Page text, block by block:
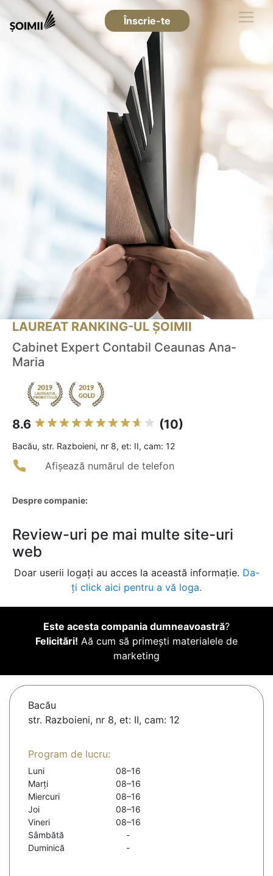
Înscrie-te
LAUREAT RANKING-UL ȘOIMII
Cabinet Expert Contabil Ceaunas Ana-
Maria
8.6 (10)
Bacău, str. Razboieni, nr 8, et: II, cam: 12
Afișează numărul de telefon
Despre companie:
Review-uri pe mai multe site-uri
web
Doar userii logați au acces la această informație. Da-
ți click aici pentru a vă loga.
Este acesta compania dumneavoastră?
Felicitări! Aă cum să primești materialele de
marketing
Bacău
str. Razboieni, nr 8, et: II, cam: 12
Program de lucru:
Luni
08–16
Marți
08–16
Miercuri
08–16
Joi
08–16
Vineri
08–16
Sâmbătă
-
Duminică
-